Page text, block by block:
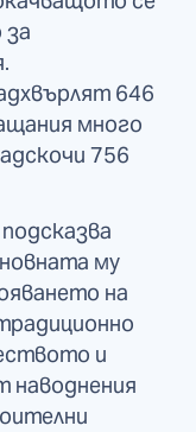
646
много
756
му
на
и
наводнения